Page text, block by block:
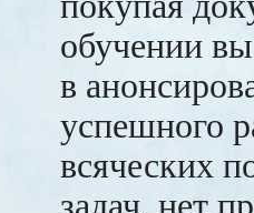
обучении
в
успешного
всяческих